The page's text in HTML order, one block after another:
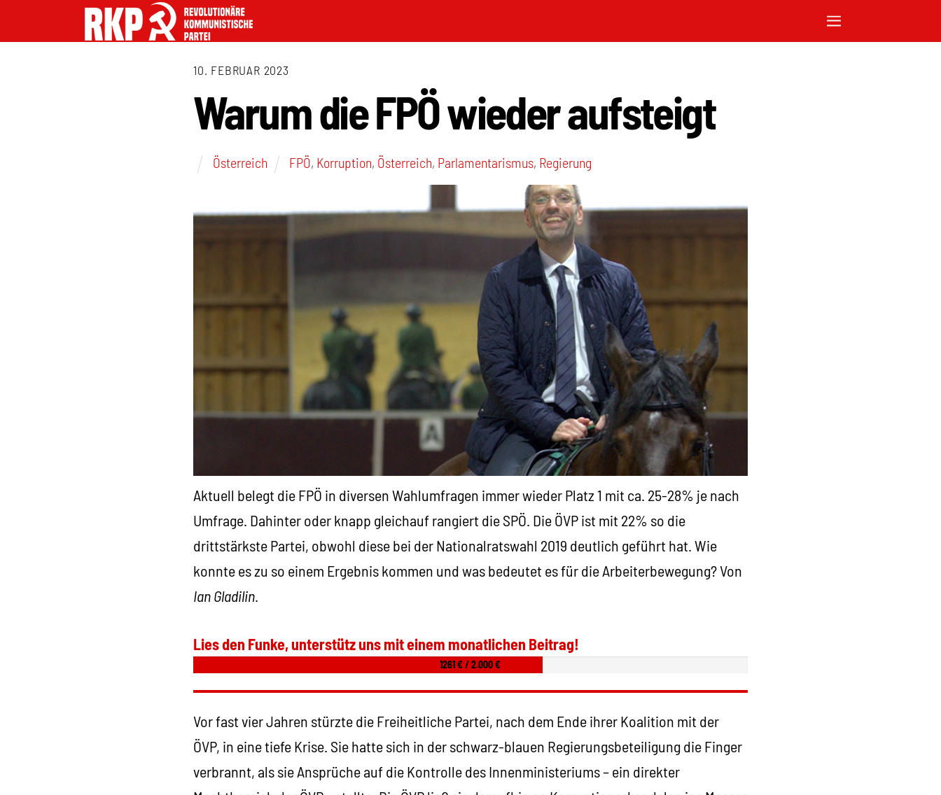
10. FEBRUAR 2023
Warum die FPÖ wieder aufsteigt
Österreich FPÖ, Korruption, Österreich, Parlamentarismus, Regierung
Aktuell belegt die FPÖ in diversen Wahlumfragen immer wieder Platz 1 mit ca. 25-28% je nach
Umfrage. Dahinter oder knapp gleichauf rangiert die SPÖ. Die ÖVP ist mit 22% so die
drittstärkste Partei, obwohl diese bei der Nationalratswahl 2019 deutlich geführt hat. Wie
konnte es zu so einem Ergebnis kommen und was bedeutet es für die Arbeiterbewegung? Von
Ian Gladilin.
Lies den Funke, unterstütz uns mit einem monatlichen Beitrag!
1261 € / 2.000 €
Vor fast vier Jahren stürzte die Freiheitliche Partei, nach dem Ende ihrer Koalition mit der
ÖVP, in eine tiefe Krise. Sie hatte sich in der schwarz-blauen Regierungsbeteiligung die Finger
verbrannt, als sie Ansprüche auf die Kontrolle des Innenministeriums – ein direkter